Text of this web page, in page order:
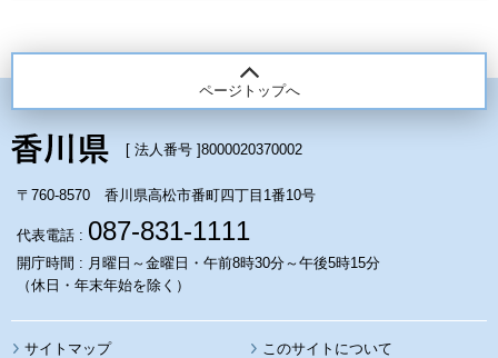
ページトップへ
[ 法人番号 ]8000020370002
〒760-8570 香川県高松市番町四丁目1番10号
代表電話 : 087-831-1111
開庁時間 : 月曜日～金曜日・午前8時30分～午後5時15分
（休日・年末年始を除く）
サイトマップ このサイトについて